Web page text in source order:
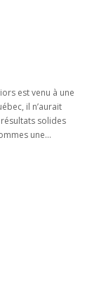
est venu à une
il n’aurait
solides
une...